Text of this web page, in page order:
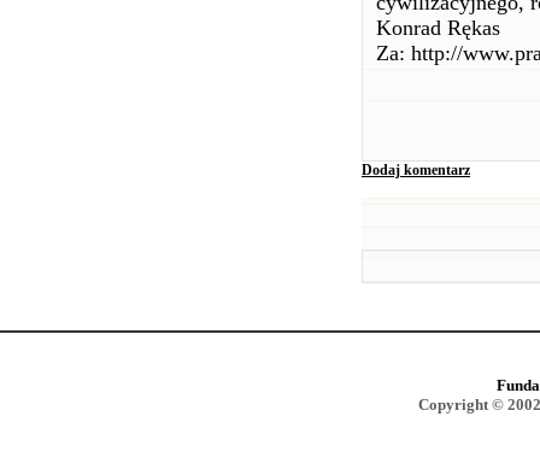
Konrad Rękas
Za: http://
Dodaj komentarz
Copyright ©